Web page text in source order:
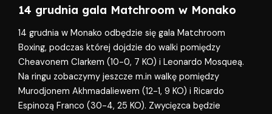
14 grudnia gala Matchroom w Monako
14 grudnia w Monako odbędzie się gala Matchroom
Boxing, podczas której dojdzie do walki pomiędzy
Cheavonem Clarkem (10-0, 7 KO) i Leonardo Mosqueą.
Na ringu zobaczymy jeszcze m.in walkę pomiędzy
Murodjonem Akhmadaliewem (12-1, 9 KO) i Ricardo
Espinozą Franco (30-4, 25 KO). Zwycięzca będzie